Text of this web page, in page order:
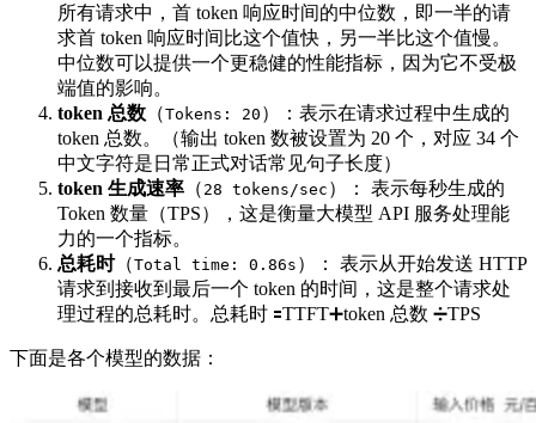
所有请求中，首 token 响应时间的中位数，即一半的请
求首 token 响应时间比这个值快，另一半比这个值慢。
中位数可以提供一个更稳健的性能指标，因为它不受极
端值的影响。
token 总数 （Tokens: 20 ）：表示在请求过程中生成的
token 总数。（输出 token 数被设置为 20 个，对应 34 个
中文字符是日常正式对话常见句子长度）
token 生成速率 （ 28 tokens/sec ）： 表示每秒生成的
Token 数量（TPS），这是衡量大模型 API 服务处理能
力的一个指标。
总耗时（Total time: 0.86s ）： 表示从开始发送 HTTP
请求到接收到最后一个 token 的时间，这是整个请求处
理过程的总耗时。总耗时 🟰TTFT➕token 总数 ➗TPS
下面是各个模型的数据：